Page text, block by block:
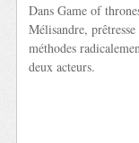
Dans Game of
Mélisandre,
méthodes
deux acteurs.